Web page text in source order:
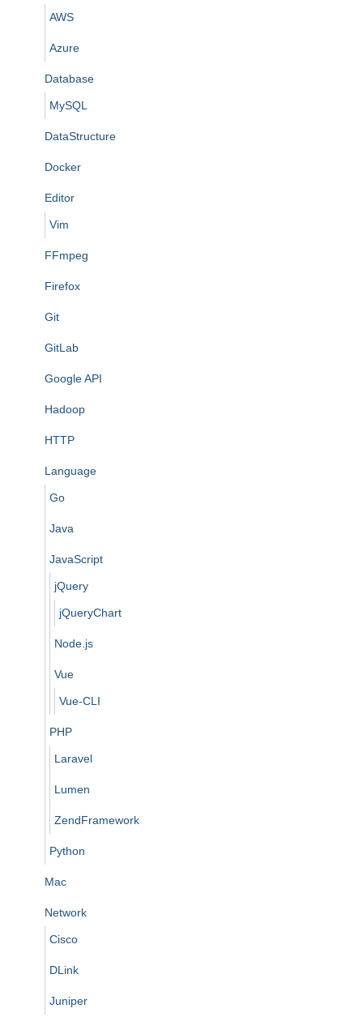
AWS
Azure
Database
MySQL
DataStructure
Docker
Editor
Vim
FFmpeg
Firefox
Git
GitLab
Google API
Hadoop
HTTP
Language
Go
Java
JavaScript
jQuery
jQueryChart
Node.js
Vue
Vue-CLI
PHP
Laravel
Lumen
ZendFramework
Python
Mac
Network
Cisco
DLink
Juniper